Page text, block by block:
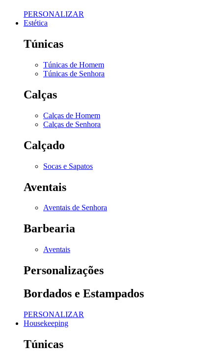
PERSONALIZAR
Estética
Túnicas
Túnicas de Homem
Túnicas de Senhora
Calças
Calças de Homem
Calças de Senhora
Calçado
Socas e Sapatos
Aventais
Aventais de Senhora
Barbearia
Aventais
Personalizações
Bordados e Estampados
PERSONALIZAR
Housekeeping
Túnicas